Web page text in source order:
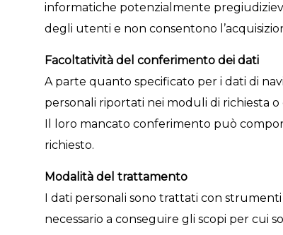
informatiche potenzialmente
degli utenti e non consentono
Facoltatività del conferimento dei dati
A parte quanto specificato per i dati di
personali riportati nei moduli di richiesta
Il loro mancato conferimento può
richiesto.
Modalità del trattamento
I dati personali sono trattati con
necessario a conseguire gli scopi per cui